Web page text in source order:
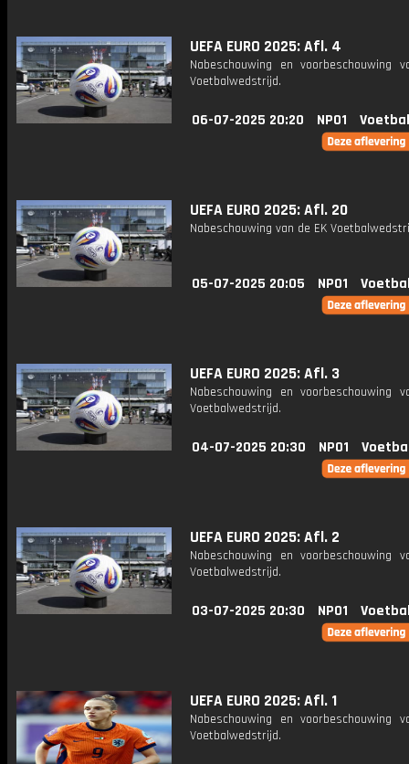
UEFA EURO 2025: Afl. 4
Nabeschouwing en voorbeschouwing
Voetbalwedstrijd.
06-07-2025 20:20 NPO1
UEFA EURO 2025: Afl. 20
Nabeschouwing van de EK
05-07-2025 20:05 NPO1
UEFA EURO 2025: Afl. 3
Nabeschouwing en voorbeschouwing
Voetbalwedstrijd.
04-07-2025 20:30 NPO1
UEFA EURO 2025: Afl. 2
Nabeschouwing en voorbeschouwing
Voetbalwedstrijd.
03-07-2025 20:30 NPO1
UEFA EURO 2025: Afl. 1
Nabeschouwing en voorbeschouwing
Voetbalwedstrijd.